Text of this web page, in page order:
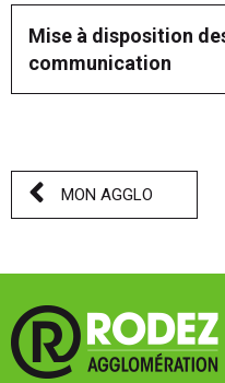
Mise à disposition
communication
MON AGGLO